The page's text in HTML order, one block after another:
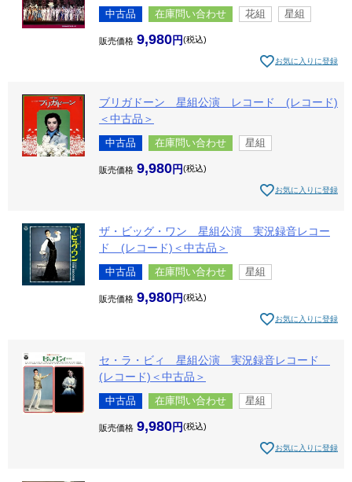
中古品 在庫問い合わせ 花組 星組
販売価格 9,980 税込
お気に入りに登録
ブリガドーン 星組公演 レコード (レコード)
＜中古品＞
中古品 在庫問い合わせ 星組
販売価格 9,980 税込
お気に入りに登録
ザ・ビッグ・ワン 星組公演 実況録音レコー
ド (レコード)＜中古品＞
中古品 在庫問い合わせ 星組
販売価格 9,980 税込
お気に入りに登録
セ・ラ・ビィ 星組公演 実況録音レコード
(レコード)＜中古品＞
中古品 在庫問い合わせ 星組
販売価格 9,980 税込
お気に入りに登録